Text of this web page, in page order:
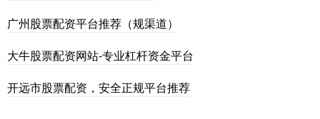
广州股票配资平台推荐（规渠道）
大牛股票配资网站-专业杠杆资金平台
开远市股票配资，安全正规平台推荐